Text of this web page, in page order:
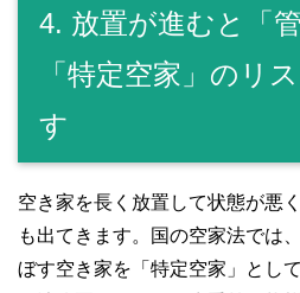
4. 放置が進むと「
「特定空家」のリ
す
空き家を長く放置して状態が悪
も出てきます。国の空家法では
ぼす空き家を「特定空家」とし